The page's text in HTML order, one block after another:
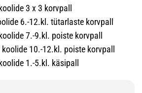
3 x 3 korvpall
6.-12.kl. tütarlaste korvpall
7.-9.kl. poiste korvpall
10.-12.kl. poiste korvpall
1.-5.kl. käsipall